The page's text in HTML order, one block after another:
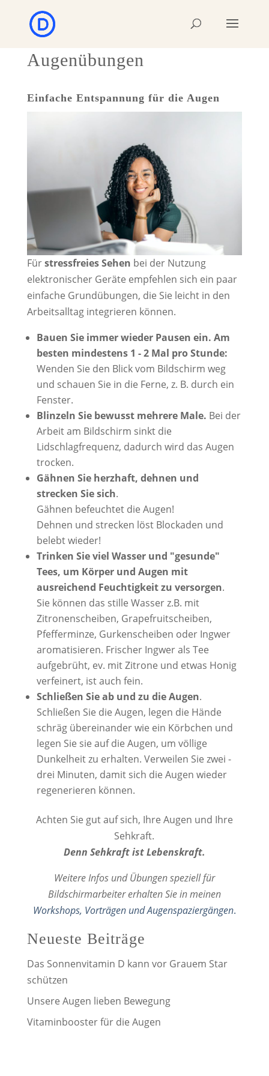
Augenübungen
Einfache Entspannung für die Augen
Fürstressfreies Sehen bei der Nutzung
elektronischer Geräte empfehlen sich ein paar
einfache Grundübungen, die Sie leicht in den
Arbeitsalltag integrieren können.
Bauen Sie immer wieder Pausen ein. Am
besten mindestens 1 - 2 Mal pro Stunde:
Wenden Sie den Blick vom Bildschirm weg
und schauen Sie in die Ferne, z. B. durch ein
Fenster.
Blinzeln Sie bewusst mehrere Male. Bei der
Arbeit am Bildschirm sinkt die
Lidschlagfrequenz, dadurch wird das Augen
trocken.
Gähnen Sie herzhaft, dehnen und
strecken Sie sich.
Gähnen befeuchtet die Augen!
Dehnen und strecken löst Blockaden und
belebt wieder!
Trinken Sie viel Wasser und "gesunde"
Tees, um Körper und Augen mit
ausreichend Feuchtigkeit zu versorgen.
Sie können das stille Wasser z.B. mit
Zitronenscheiben, Grapefruitscheiben,
Pfefferminze, Gurkenscheiben oder Ingwer
aromatisieren. Frischer Ingwer als Tee
aufgebrüht, ev. mit Zitrone und etwas Honig
verfeinert, ist auch fein.
Schließen Sieab und zu die Augen.
Schließen Sie die Augen, legen die Hände
schräg übereinander wie ein Körbchen und
legen Sie sie auf die Augen, um völlige
Dunkelheit zu erhalten. Verweilen Sie zwei -
drei Minuten, damit sich die Augen wieder
regenerieren können.
Achten Sie gut auf sich, Ihre Augen und Ihre
Sehkraft.
Denn Sehkraft ist Lebenskraft.
Weitere Infos und Übungen speziell für
Bildschirmarbeiter erhalten Sie in meinen
Workshops, Vorträgen und Augenspaziergängen.
Neueste Beiträge
Das Sonnenvitamin D kann vor Grauem Star
schützen
Unsere Augen lieben Bewegung
Vitaminbooster für die Augen